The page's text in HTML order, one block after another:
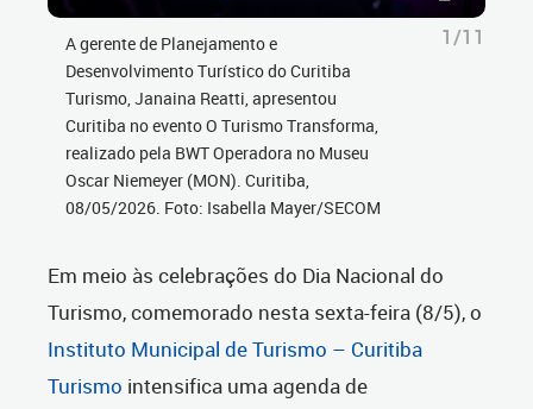
A gerente de Planejamento e
Desenvolvimento Turístico do Curitiba
Turismo, Janaina Reatti, apresentou
Curitiba no evento O Turismo Transforma,
realizado pela BWT Operadora no Museu
Oscar Niemeyer (MON). Curitiba,
08/05/2026. Foto: Isabella Mayer/SECOM
1/11
Em meio às celebrações do Dia Nacional do
Turismo, comemorado nesta sexta-feira (8/5), o
Instituto Municipal de Turismo – Curitiba
Turismo intensifica uma agenda de